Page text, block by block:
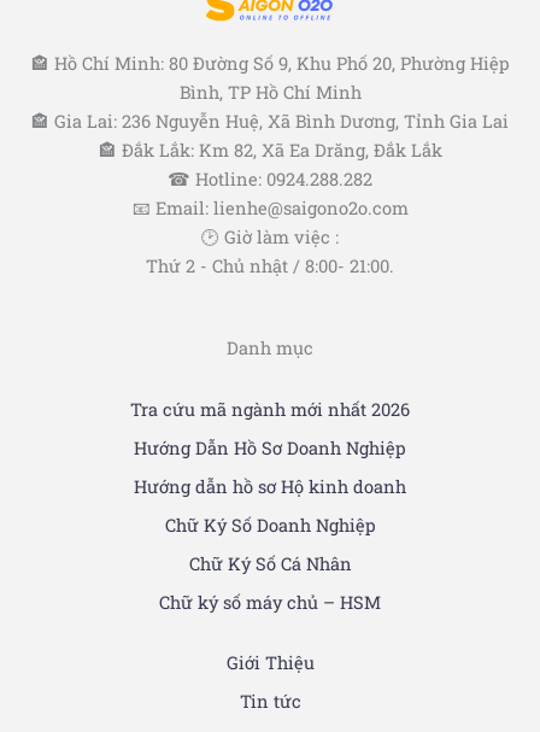
🏤 Hồ Chí Minh: 80 Đường Số 9, Khu Phố 20, Phường Hiệp
Bình, TP Hồ Chí Minh
🏤 Gia Lai: 236 Nguyễn Huệ, Xã Bình Dương, Tỉnh Gia Lai
🏤 Đắk Lắk: Km 82, Xã Ea Drăng, Đắk Lắk
☎ Hotline: 0924.288.282
📧 Email: lienhe@saigono2o.com
🕑 Giờ làm việc :
Thứ 2 - Chủ nhật / 8:00- 21:00.
Danh mục
Tra cứu mã ngành mới nhất 2026
Hướng Dẫn Hồ Sơ Doanh Nghiệp
Hướng dẫn hồ sơ Hộ kinh doanh
Chữ Ký Số Doanh Nghiệp
Chữ Ký Số Cá Nhân
Chữ ký số máy chủ – HSM
Giới Thiệu
Tin tức